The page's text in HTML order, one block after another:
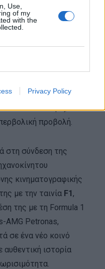
Use,
of my
with the
Privacy Policy
επιστροφή
και το Nautilus, το
που κυριάρχησε
χρόνια, όμως, η
και πιο αισθητή,
προβολή.
στη σύνδεση της
κινηματογραφικής
με την ταινία F1 ,
της με τη Formula 1
AMG Petronas,
σε ένα νέο κοινό
αυθεντική ιστορία